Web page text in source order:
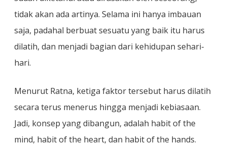
tidak akan ada artinya. Selama ini hanya imbauan
saja, padahal berbuat sesuatu yang baik itu harus
dilatih, dan menjadi bagian dari kehidupan sehari-
hari.
Menurut Ratna, ketiga faktor tersebut harus dilatih
secara terus menerus hingga menjadi kebiasaan.
Jadi, konsep yang dibangun, adalah habit of the
mind, habit of the heart, dan habit of the hands.